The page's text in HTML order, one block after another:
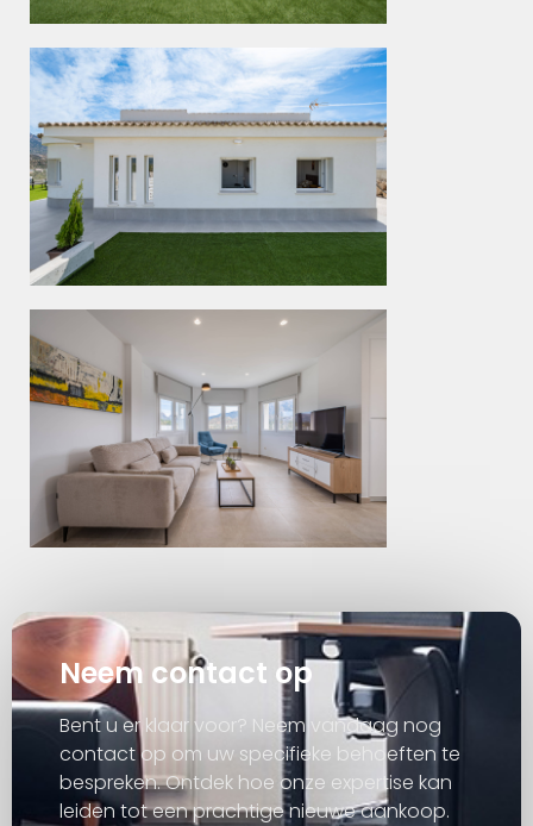
Neem contact op
Bent u er klaar voor? Neem vandaag nog
contact op om uw specifieke behoeften te
bespreken. Ontdek hoe onze expertise kan
leiden tot een prachtige nieuwe aankoop.